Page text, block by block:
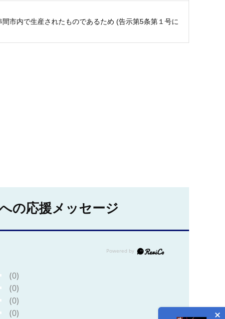
間市内で生産されたものであるため (告示第5条第１号に
の応援メッセージ
(0)
(0)
(0)
(0)